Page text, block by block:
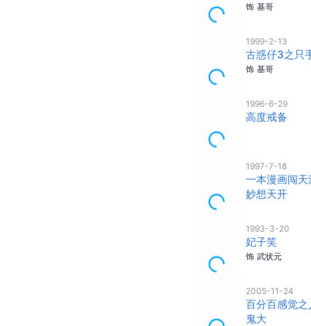
饰 基哥
1999-2-13
古惑仔3之只
饰 基哥
1996-6-29
高度戒备
1997-7-18
一本漫画闯天
妙想天开
1993-3-20
妃子笑
饰 武状元
2005-11-24
百分百感觉之
鬼大